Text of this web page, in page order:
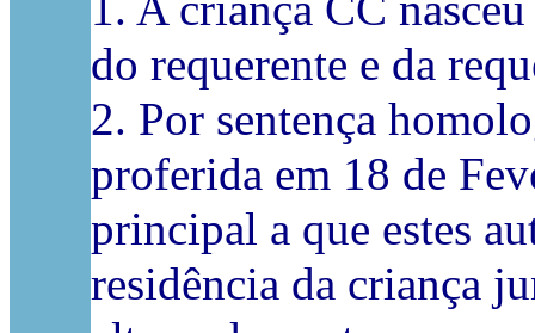
do requerente e da
2. Por sentença
proferida em 18 de
principal a que estes
residência da criança